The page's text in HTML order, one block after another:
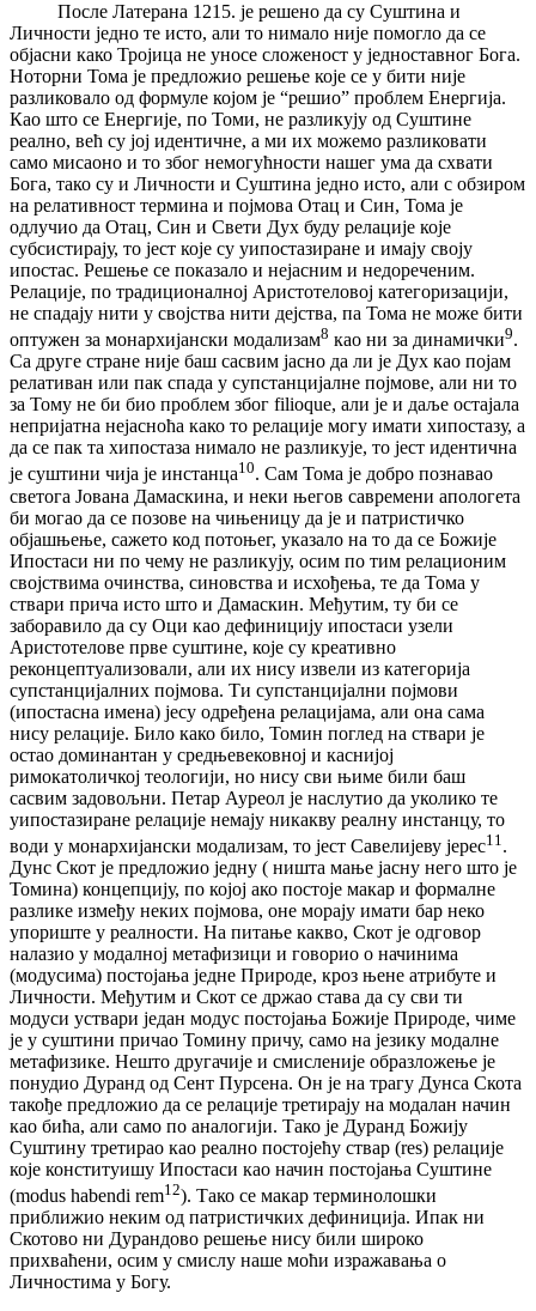
После Латерана 1215. је решено да су Суштина и
Личности једно те исто, али то нимало није помогло да се
објасни како Тројица не уносе сложеност у једноставног Бога.
Ноторни Тома је предложио решење које се у бити није
разликовало од формуле којом је “решио” проблем Енергија.
Као што се Енергије, по Томи, не разликују од Суштине
реално, већ су јој идентичне, а ми их можемо разликовати
само мисаоно и то због немогућности нашег ума да схвати
Бога, тако су и Личности и Суштина једно исто, али с обзиром
на релативност термина и појмова Отац и Син, Тома је
одлучио да Отац, Син и Свети Дух буду релације које
субсистирају, то јест које су уипостазиране и имају своју
ипостас. Решење се показало и нејасним и недореченим.
Релације, по традиционалној Аристотеловој категоризацији,
не спадају нити у својства нити дејства, па Тома не може бити
оптужен за монархијански модализам8 као ни за динамички9.
Са друге стране није баш сасвим јасно да ли је Дух као појам
релативан или пак спада у супстанцијалне појмове, али ни то
за Тому не би био проблем због filioque, али је и даље остајала
непријатна нејасноћа како то релације могу имати хипостазу, а
да се пак та хипостаза нимало не разликује, то јест идентична
је суштини чија је инстанца10. Сам Тома је добро познавао
светога Јована Дамаскина, и неки његов савремени апологета
би могао да се позове на чињеницу да је и патристичко
објашњење, сажето код потоњег, указало на то да се Божије
Ипостаси ни по чему не разликују, осим по тим релационим
својствима очинства, синовства и исхођења, те да Тома у
ствари прича исто што и Дамаскин. Међутим, ту би се
заборавило да су Оци као дефиницију ипостаси узели
Аристотелове прве суштине, које су креативно
реконцептуализовали, али их нису извели из категорија
супстанцијалних појмова. Ти супстанцијални појмови
(ипостасна имена) јесу одређена релацијама, али она сама
нису релације. Било како било, Томин поглед на ствари је
остао доминантан у средњевековној и каснијој
римокатоличкој теологији, но нису сви њиме били баш
сасвим задовољни. Петар Ауреол је наслутио да уколико те
уипостазиране релације немају никакву реалну инстанцу, то
води у монархијански модализам, то јест Савелијеву јерес11 .
Дунс Скот је предложио једну ( ништа мање јасну него што је
Томина) концепцију, по којој ако постоје макар и формалне
разлике између неких појмова, оне морају имати бар неко
упориште у реалности. На питање какво, Скот је одговор
налазио у модалној метафизици и говорио о начинима
(модусима) постојања једне Природе, кроз њене атрибуте и
Личности. Међутим и Скот се држао става да су сви ти
модуси уствари један модус постојања Божије Природе, чиме
је у суштини причао Томину причу, само на језику модалне
метафизике. Нешто другачије и смисленије образложење је
понудио Дуранд од Сент Пурсена. Он је на трагу Дунса Скота
такође предложио да се релације третирају на модалан начин
као бића, али само по аналогији. Тако је Дуранд Божију
Суштину третирао као реално постојећу ствар (res) релације
које конституишу Ипостаси као начин постојања Суштине
(modus habendi rem12). Тако се макар терминолошки
приближио неким од патристичких дефиниција. Ипак ни
Скотово ни Дурандово решење нису били широко
прихваћени, осим у смислу наше моћи изражавања о
Личностима у Богу.